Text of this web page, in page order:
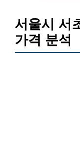
서울시 서
가격 분석